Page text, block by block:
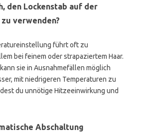
den Lockenstab auf der
verwenden?
führt oft zu
bei feinem oder strapaziertem Haar.
sie in Ausnahmefällen möglich
mit niedrigeren Temperaturen zu
du unnötige Hitzeeinwirkung und
Abschaltung